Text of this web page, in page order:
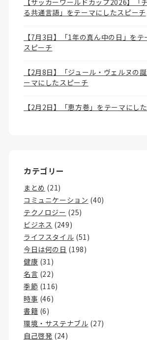
る共通言語」をテーマにしたスピーチ
【7月3日】「1年の真ん中の日」をテ
スピーチ
【2月8日】「ジュール・ヴェルヌの
ーマにしたスピーチ
【2月2日】「恵方巻」をテーマにし
カテゴリー
まとめ (21)
コミュニケーション (40)
テクノロジー (25)
ビジネス (249)
ライフスタイル (51)
今日は何の日 (198)
健康 (31)
名言 (22)
季節 (116)
時事 (46)
書籍 (6)
環境・サステナブル (27)
自己啓発 (24)